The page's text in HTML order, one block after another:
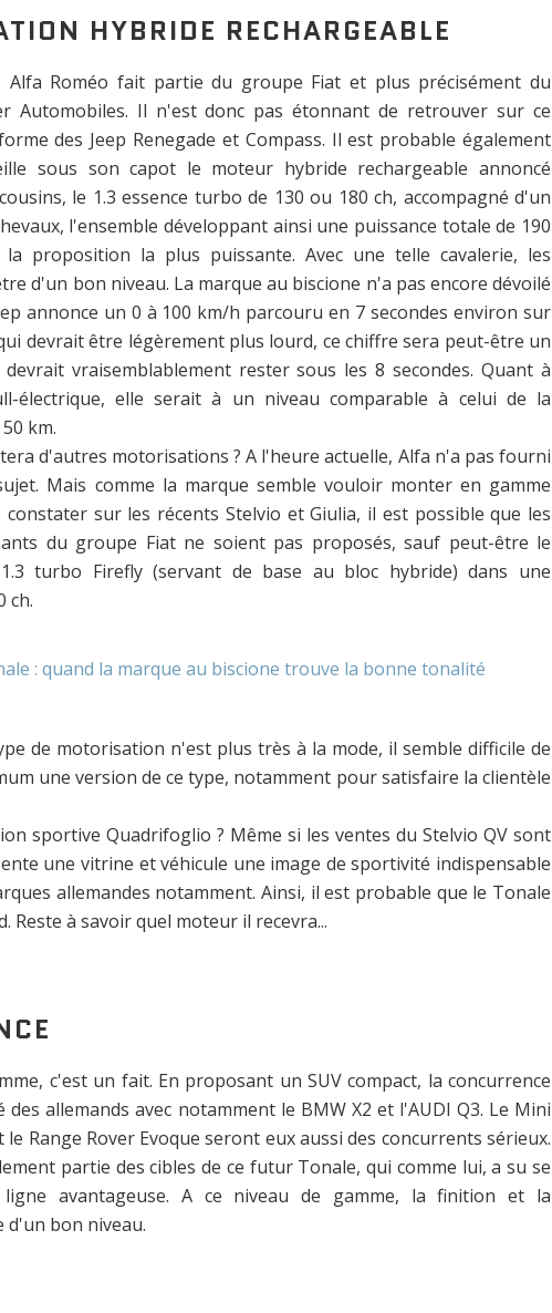
HYBRIDE RECHARGEABLE
Alfa Roméo fait partie du groupe Fiat et plus précisément du
Automobiles. Il n'est donc pas étonnant de retrouver sur ce
des Jeep Renegade et Compass. Il est probable également
sous son capot le moteur hybride rechargeable annoncé
le 1.3 essence turbo de 130 ou 180 ch, accompagné d'un
l'ensemble développant ainsi une puissance totale de 190
proposition la plus puissante. Avec une telle cavalerie, les
d'un bon niveau. La marque au biscione n'a pas encore dévoilé
annonce un 0 à 100 km/h parcouru en 7 secondes environ sur
devrait être légèrement plus lourd, ce chiffre sera peut-être un
vraisemblablement rester sous les 8 secondes. Quant à
électrique, elle serait à un niveau comparable à celui de la
km.
d'autres motorisations ? A l'heure actuelle, Alfa n'a pas fourni
Mais comme la marque semble vouloir monter en gamme
sur les récents Stelvio et Giulia, il est possible que les
du groupe Fiat ne soient pas proposés, sauf peut-être le
turbo Firefly (servant de base au bloc hybride) dans une
ch.
de motorisation n'est plus très à la mode, il semble difficile de
une version de ce type, notamment pour satisfaire la clientèle
sportive Quadrifoglio ? Même si les ventes du Stelvio QV sont
une vitrine et véhicule une image de sportivité indispensable
allemandes notamment. Ainsi, il est probable que le Tonale
à savoir quel moteur il recevra...
c'est un fait. En proposant un SUV compact, la concurrence
allemands avec notamment le BMW X2 et l'AUDI Q3. Le Mini
Range Rover Evoque seront eux aussi des concurrents sérieux.
partie des cibles de ce futur Tonale, qui comme lui, a su se
avantageuse. A ce niveau de gamme, la finition et la
bon niveau.